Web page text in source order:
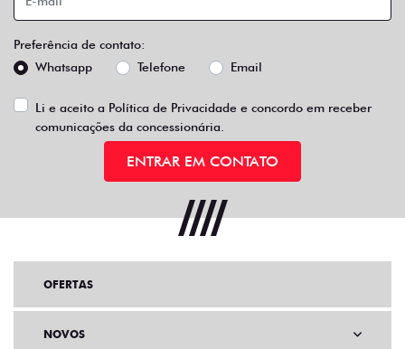
Preferência de contato:
Whatsapp
Telefone Email
Li e aceito a Política de Privacidade e concordo em receber
comunicações da concessionária.
ENTRAR EM CONTATO
OFERTAS
NOVOS